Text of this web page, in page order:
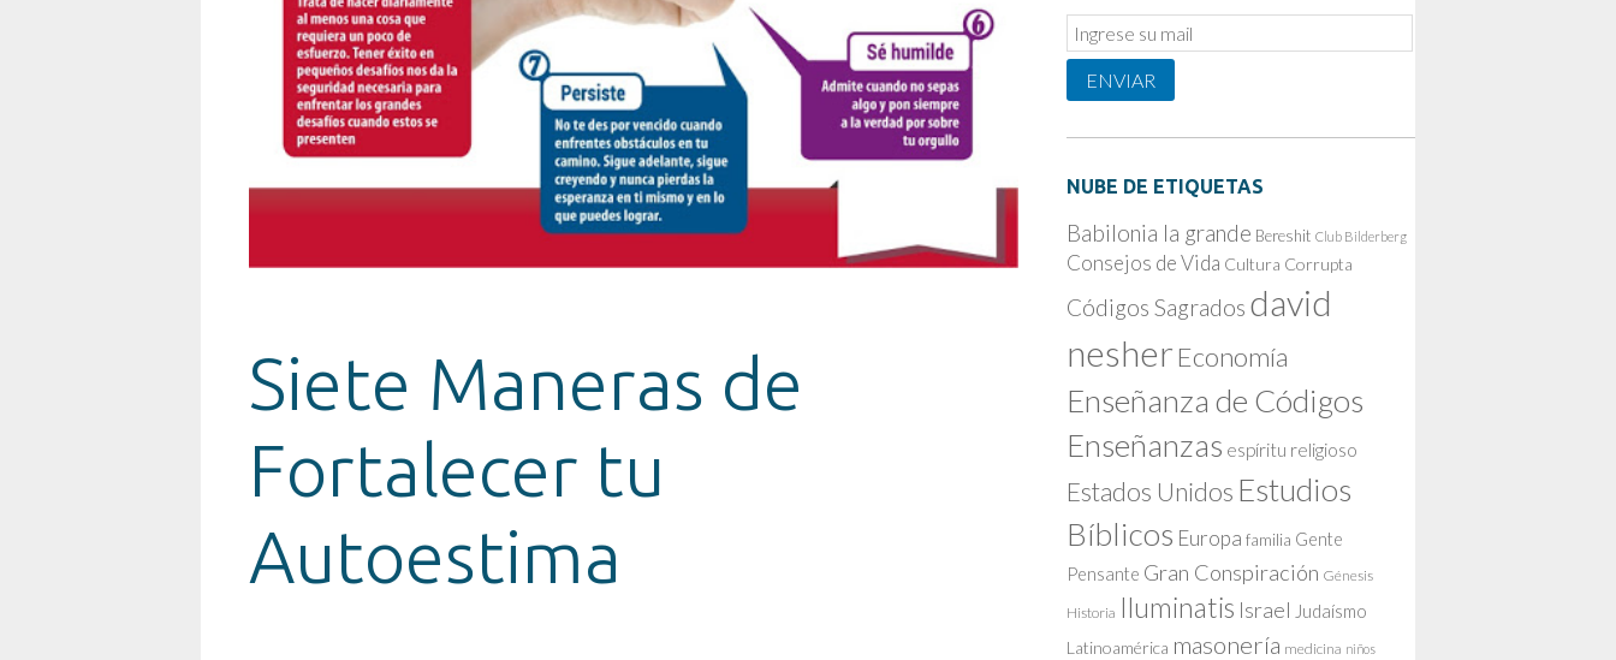
Siete Maneras de
Fortalecer tu
Autoestima
Email
Subscription
ENVIAR
NUBE DE ETIQUETAS
Babilonia la grande Bereshit Club Bilderberg
Consejos de Vida Cultura Corrupta
Códigos Sagrados david
nesher Economía
Enseñanza de Códigos
Enseñanzas espíritu religioso
Estados Unidos Estudios
Bíblicos Europa familia Gente
Pensante Gran Conspiración Génesis
Historia Iluminatis Israel Judaísmo
Latinoamérica masonería medicina niños